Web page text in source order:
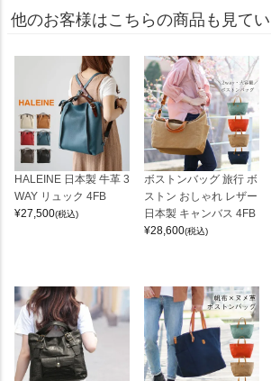
他のお客様はこちらの商品も見て
HALEINE 日本製 牛革 3
WAY リュック 4FB
¥27,500(税込)
ボストンバッグ 旅行 ボ
ストン おしゃれ レザー
日本製 キャンバス 4FB
¥28,600(税込)